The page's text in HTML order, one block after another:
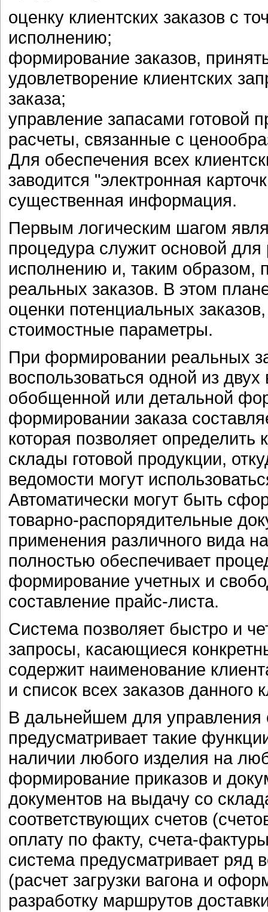
оценку клиентских заказов с
исполнению;
формирование заказов,
удовлетворение клиентских
заказа;
управление запасами готовой
расчеты, связанные с
Для обеспечения всех
заводится "электронная
существенная информация.
Первым логическим шагом
процедура служит основой
исполнению и, таким образом,
реальных заказов. В этом
оценки потенциальных
стоимостные параметры.
При формировании реальных
воспользоваться одной из
обобщенной или детальной
формировании заказа
которая позволяет
склады готовой продукции,
ведомости могут
Автоматически могут быть
товарно-распорядительные
применения различного вида
полностью обеспечивает
формирование учетных и
составление прайс-листа.
Система позволяет быстро и
запросы, касающиеся
содержит наименование
и список всех заказов
В дальнейшем для управления
предусматривает такие
наличии любого изделия на
формирование приказов и
документов на выдачу со
соответствующих счетов
оплату по факту, счета-
система предусматривает ряд
(расчет загрузки вагона и
разработку маршрутов